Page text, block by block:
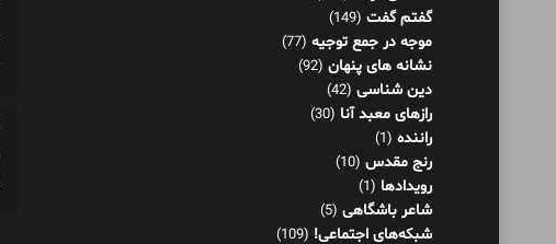
رنج مقدس (10)
رویدادها (1)
شاعر باشگاهی(5)
شبکه‌های اجتماعی!
شرنامه(26)
فلسفه(125)
فناوری اطلاعات(8)
کار و موفقیت
کاریکلماتور(79)
گفتاورد(48)